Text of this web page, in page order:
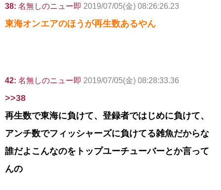
38: 名無しのニュー即 2019/07/05(金) 08:26:26.23
東海オンエアのほうが再生数あるやん
42: 名無しのニュー即 2019/07/05(金) 08:28:33.36
>>38
再生数で東海に負けて、登録者ではじめに負けて、
アンチ数でフィッシャーズに負けてる雑魚だからな
誰だよこんなのをトップユーチューバーとか言って
んの